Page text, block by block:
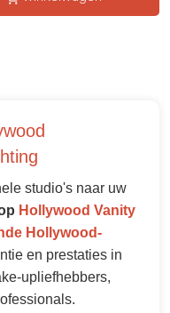
studio's naar uw
Hollywood Vanity
Hollywood-
en prestaties in
upliefhebbers,